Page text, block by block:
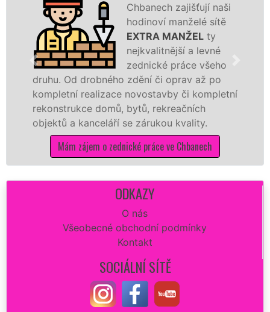
Chbanech zajišťují naši
hodinoví manželé sítě
EXTRA MANŽELty
nejkvalitnější a levné
zednické práce všeho
Od drobného zdění či oprav až po
realizace novostavby či kompletní
domů, bytů, rekreačních
a kanceláří se zárukou kvality.
zájem o zednické práce ve Chbanech
ODKAZY
O nás
Všeobecné obchodní podmínky
Kontakt
SOCIÁLNÍ SÍTĚ